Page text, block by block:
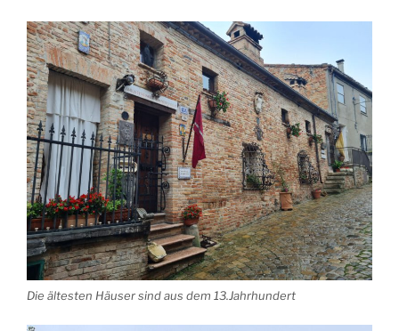
Die ältesten Häuser sind aus dem 13.Jahrhundert